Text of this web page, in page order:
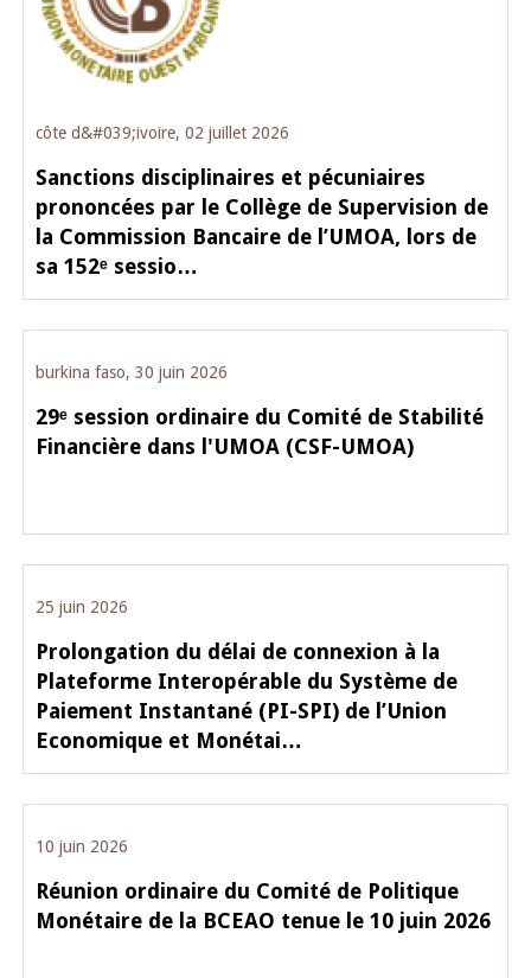
côte d&#039;ivoire, 02 juillet 2026
Sanctions disciplinaires et pécuniaires
prononcées par le Collège de Supervision de
la Commission Bancaire de l’UMOA, lors de
sa 152ᵉ sessio…
burkina faso, 30 juin 2026
29ᵉ session ordinaire du Comité de Stabilité
Financière dans l'UMOA (CSF-UMOA)
25 juin 2026
Prolongation du délai de connexion à la
Plateforme Interopérable du Système de
Paiement Instantané (PI-SPI) de l’Union
Economique et Monétai…
10 juin 2026
Réunion ordinaire du Comité de Politique
Monétaire de la BCEAO tenue le 10 juin 2026